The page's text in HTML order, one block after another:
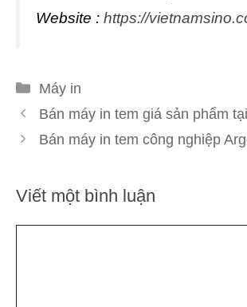
Website : https://
Danh
mục
Máy in
Bán máy in tem giá sản phẩm
Bán máy in tem công nghiệp
Viết một bình luận